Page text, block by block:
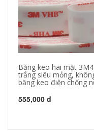
Băng keo hai mặt
trắng siêu mỏng,
băng keo điện chống
555,000 đ